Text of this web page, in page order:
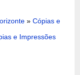
»Cópias e
e Impressões